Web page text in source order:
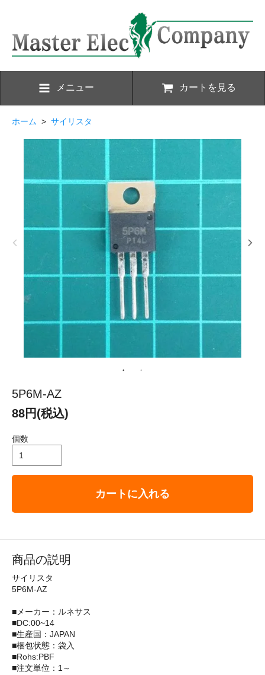
メニュー カートを見る
ホーム > サイリスタ
5P6M-AZ
88円(税込)
個数
カートに入れる
商品の説明
サイリスタ
5P6M-AZ
■メーカー：ルネサス
■DC:00~14
■生産国：JAPAN
■梱包状態：袋入
■Rohs:PBF
■注文単位：1～